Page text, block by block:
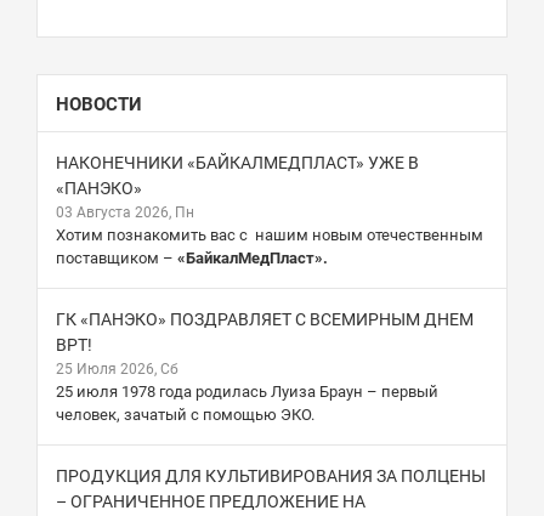
НОВОСТИ
НАКОНЕЧНИКИ «БАЙКАЛМЕДПЛАСТ» УЖЕ В
«ПАНЭКО»
03 Августа 2026, Пн
Хотим познакомить вас с нашим новым отечественным
поставщиком – «БайкалМедПласт».
ГК «ПАНЭКО» ПОЗДРАВЛЯЕТ С ВСЕМИРНЫМ ДНЕМ
ВРТ!
25 Июля 2026, Сб
25 июля 1978 года родилась Луиза Браун – первый
человек, зачатый с помощью ЭКО.
ПРОДУКЦИЯ ДЛЯ КУЛЬТИВИРОВАНИЯ ЗА ПОЛЦЕНЫ
– ОГРАНИЧЕННОЕ ПРЕДЛОЖЕНИЕ НА